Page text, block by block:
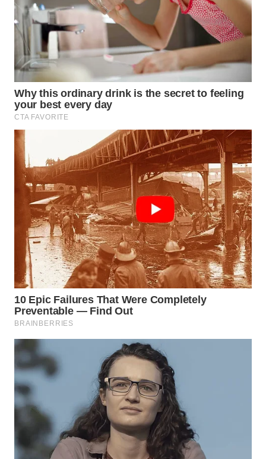
WN
KEPULAUAN
SERIBU
WN
TANGERANG
BINJAI
WN
CIREBON
WN
INDRAMAYU
WN
KUNINGAN
WN
MAJALENGKA
SUBANG
SUKABUMI
WN
PURWAKARTA